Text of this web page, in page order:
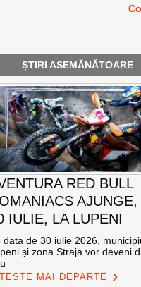
ȘTIRI ASEMĂNĂTOARE
RED BULL
AJUNGE,
IULIE, LA LUPENI
data de 30 iulie 2026,
și zona Straja vor deveni
MAI DEPARTE